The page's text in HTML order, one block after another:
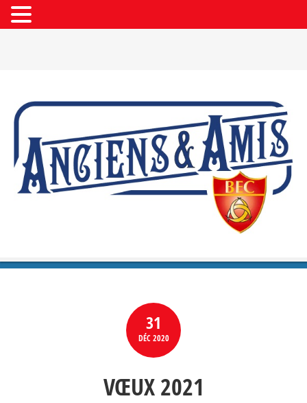
31
DÉC2020
VŒUX 2021